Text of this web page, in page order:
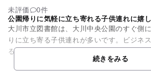
未評価
0件
公園帰りに気軽に立ち寄れる子供連れに嬉し
大川市立図書館は、大川中央公園のすぐ側
りに立ち寄る子供連れが多いです。ビジネ
る一般図書コーナー、児童書や紙芝居があ
ー、乳児向けの絵本がある乳児...
続きをみる